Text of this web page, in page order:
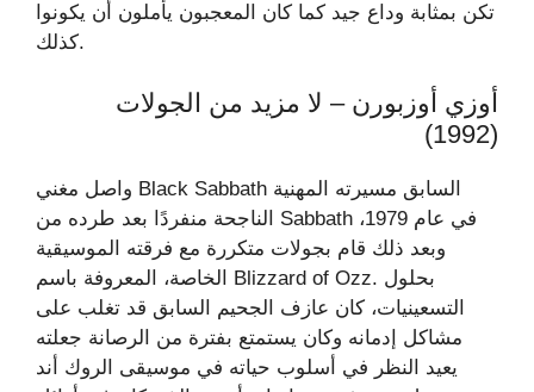
تكن بمثابة وداع جيد كما كان المعجبون يأملون أن يكونوا
كذلك.
أوزي أوزبورن – لا مزيد من الجولات
(1992)
واصل مغني Black Sabbath السابق مسيرته المهنية
الناجحة منفردًا بعد طرده من Sabbath في عام 1979،
وبعد ذلك قام بجولات متكررة مع فرقته الموسيقية
الخاصة، المعروفة باسم Blizzard of Ozz. بحلول
التسعينيات، كان عازف الجحيم السابق قد تغلب على
مشاكل إدمانه وكان يستمتع بفترة من الرصانة جعلته
يعيد النظر في أسلوب حياته في موسيقى الروك أند